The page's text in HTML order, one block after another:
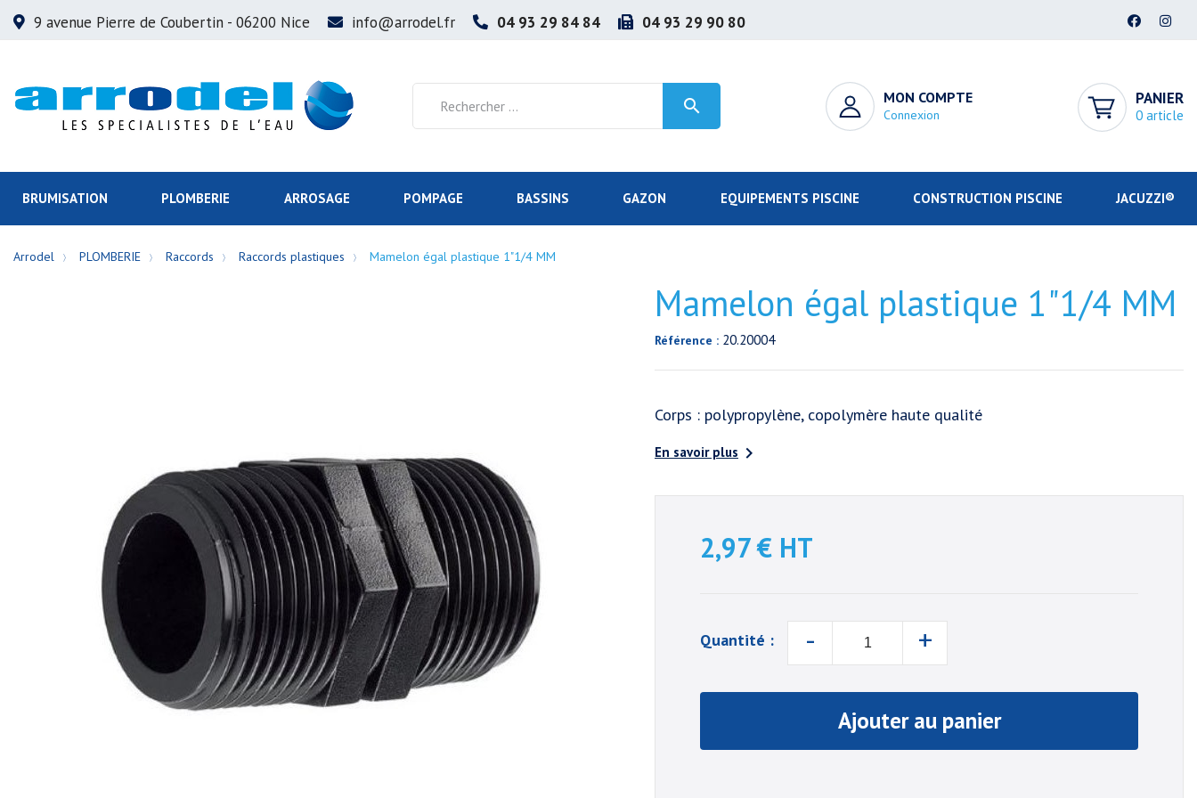
9 avenue Pierre de Coubertin - 06200 Nice info@arrodel.fr 04 93 29 84 84 04 93 29 90 80
 MON COMPTE
Connexion
PANIER
0 article
BRUMISATION PLOMBERIE ARROSAGE POMPAGE BASSINS GAZON EQUIPEMENTS PISCINE CONSTRUCTION PISCINE JACUZZI®
Arrodel PLOMBERIE Raccords Raccords plastiques Mamelon égal plastique 1"1/4 MM
Mamelon égal plastique 1"1/4 MM
Référence : 20.20004
Corps : polypropylène, copolymère haute qualité
En savoir plus 
2,97 € HT
Quantité : - +
Ajouter au panier